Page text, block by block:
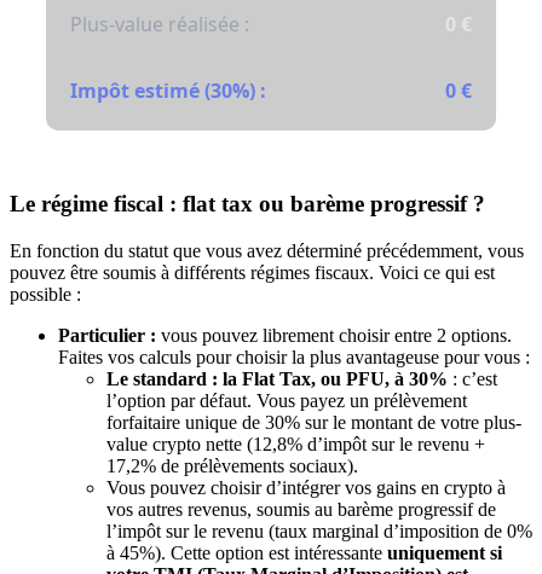
Plus-value réalisée : 0 €
Impôt estimé (30%) : 0 €
Le régime fiscal : flat tax ou barème progressif ?
En fonction du statut que vous avez déterminé précédemment, vous
pouvez être soumis à différents régimes fiscaux. Voici ce qui est
possible :
Particulier : vous pouvez librement choisir entre 2 options.
Faites vos calculs pour choisir la plus avantageuse pour vous :
Le standard : la Flat Tax, ou PFU, à 30% : c’est
l’option par défaut. Vous payez un prélèvement
forfaitaire unique de 30% sur le montant de votre plus-
value crypto nette (12,8% d’impôt sur le revenu +
17,2% de prélèvements sociaux).
Vous pouvez choisir d’intégrer vos gains en crypto à
vos autres revenus, soumis au barème progressif de
l’impôt sur le revenu (taux marginal d’imposition de 0%
à 45%). Cette option est intéressante uniquement si